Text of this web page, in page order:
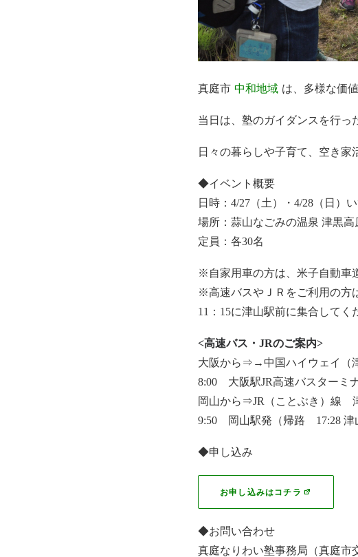
真庭市 中和地域 は、多様な価
当日は、塾のガイダンスを行っ
日々の暮らしや子育て、空き
◆イベント概要
日時：4/27（土）・4/28（日）
場所：蒜山なごみの温泉 津黒高
定員：各30名
※自家用車の方は、米子自動車
※高速バスやＪＲをご利用の方
11：15に津山駅前に集合してく
<高速バス・JRのご案内>
大阪から⇒→中国ハイウェイ（
8:00 大阪駅JR高速バスターミ
岡山から⇒JR（ことぶき）線
9:50 岡山駅発（帰路 17:28 津
◆申し込み
お申し込みはコチラ
◆お問い合わせ
真庭なりわい塾事務局（真庭市